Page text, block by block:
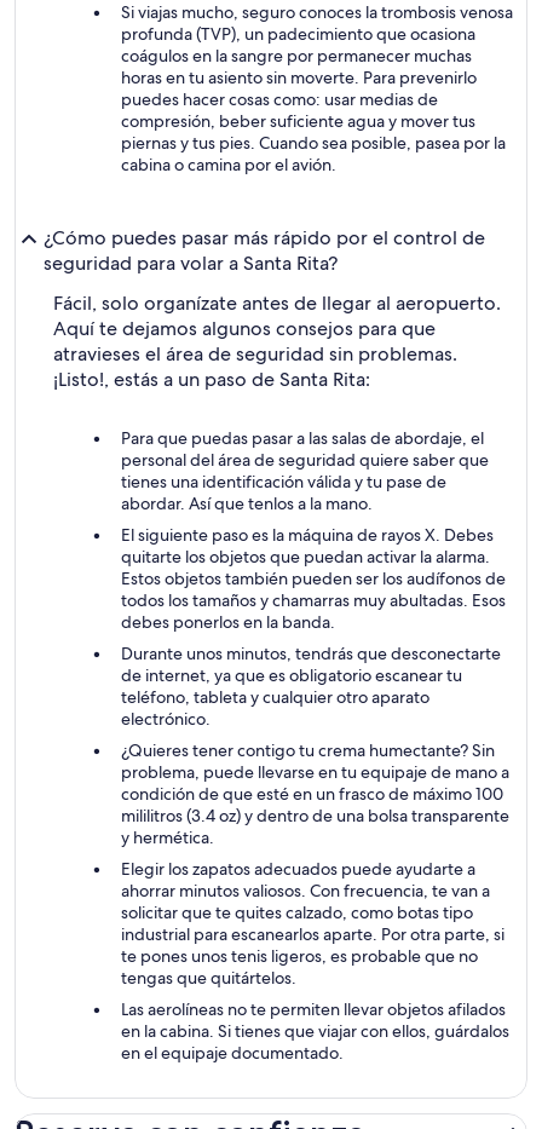
Si viajas mucho, seguro conoces la trombosis venosa
profunda (TVP), un padecimiento que ocasiona
coágulos en la sangre por permanecer muchas
horas en tu asiento sin moverte. Para prevenirlo
puedes hacer cosas como: usar medias de
compresión, beber suficiente agua y mover tus
piernas y tus pies. Cuando sea posible, pasea por la
cabina o camina por el avión.
¿Cómo puedes pasar más rápido por el control de
seguridad para volar a Santa Rita?
Fácil, solo organízate antes de llegar al aeropuerto.
Aquí te dejamos algunos consejos para que
atravieses el área de seguridad sin problemas.
¡Listo!, estás a un paso de Santa Rita:
Para que puedas pasar a las salas de abordaje, el
personal del área de seguridad quiere saber que
tienes una identificación válida y tu pase de
abordar. Así que tenlos a la mano.
El siguiente paso es la máquina de rayos X. Debes
quitarte los objetos que puedan activar la alarma.
Estos objetos también pueden ser los audífonos de
todos los tamaños y chamarras muy abultadas. Esos
debes ponerlos en la banda.
Durante unos minutos, tendrás que desconectarte
de internet, ya que es obligatorio escanear tu
teléfono, tableta y cualquier otro aparato
electrónico.
¿Quieres tener contigo tu crema humectante? Sin
problema, puede llevarse en tu equipaje de mano a
condición de que esté en un frasco de máximo 100
mililitros (3.4 oz) y dentro de una bolsa transparente
y hermética.
Elegir los zapatos adecuados puede ayudarte a
ahorrar minutos valiosos. Con frecuencia, te van a
solicitar que te quites calzado, como botas tipo
industrial para escanearlos aparte. Por otra parte, si
te pones unos tenis ligeros, es probable que no
tengas que quitártelos.
Las aerolíneas no te permiten llevar objetos afilados
en la cabina. Si tienes que viajar con ellos, guárdalos
en el equipaje documentado.